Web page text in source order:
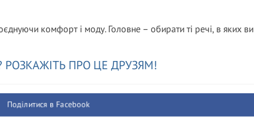
комфорт і моду. Головне – обирати ті речі, в яких ви
РОЗКАЖІТЬ ПРО ЦЕ ДРУЗЯМ!
Поділитися в Facebook